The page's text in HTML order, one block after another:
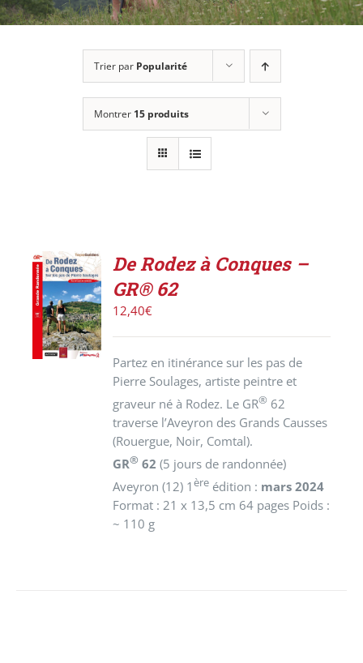
Trier par Popularité
Montrer 15 produits
AJOUTER
AU
PANIER
/
DÉTAILS
De Rodez à Conques –
GR® 62
12,40€
Partez en itinérance sur les pas de
Pierre Soulages, artiste peintre et
graveur né à Rodez. Le GR® 62
traverse l’Aveyron des Grands Causses
(Rouergue, Noir, Comtal).
GR® 62 (5 jours de randonnée)
Aveyron (12) 1ère édition : mars 2024
Format : 21 x 13,5 cm 64 pages Poids :
~ 110 g